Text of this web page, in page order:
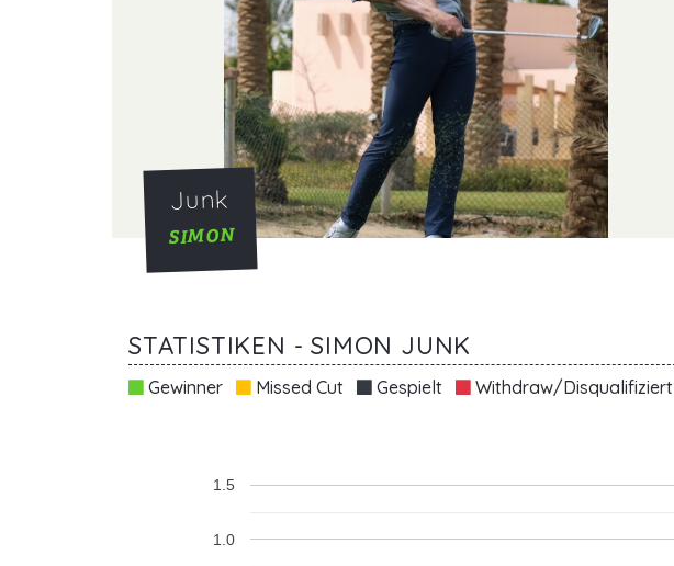
Junk
SIMON
STATISTIKEN - SIMON JUNK
Gewinner Missed Cut Gespielt Withdraw/Disqualifiziert
1.0
1.5